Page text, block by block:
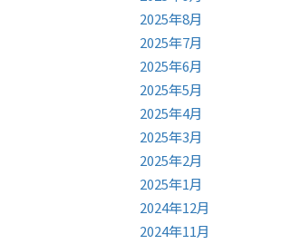
2025年8月
2025年7月
2025年6月
2025年5月
2025年4月
2025年3月
2025年2月
2025年1月
2024年12月
2024年11月